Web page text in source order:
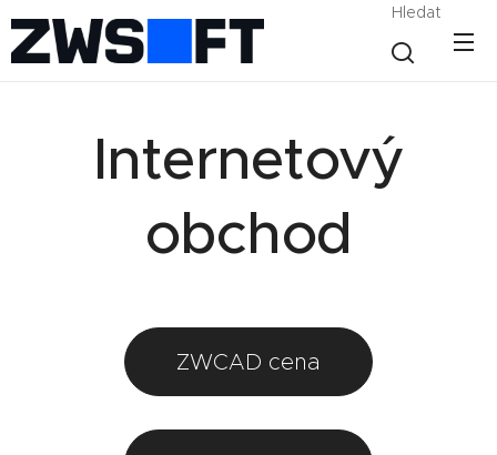
Hledat
Internetový
obchod
ZWCAD cena